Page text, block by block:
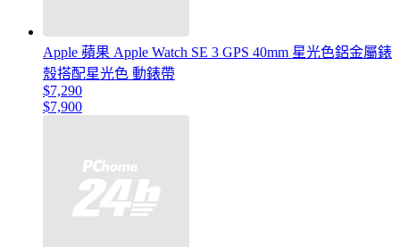
Apple 蘋果 Apple Watch SE 3 GPS 40mm 星光色鋁金屬錶
殼搭配星光色 動錶帶
$7,290
$7,900